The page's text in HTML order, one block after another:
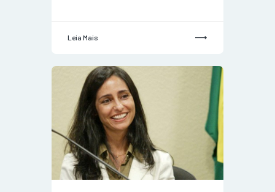
Leia Mais